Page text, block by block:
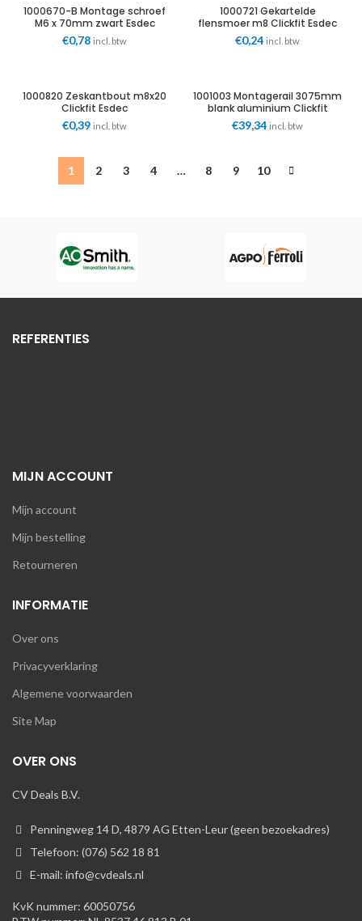
1000670-B Montage schroef
M6 x 70mm zwart Esdec
€0,78 incl. btw
1000721 Gekartelde
flensmoer m8 Clickfit Esdec
€0,24 incl. btw
1000820 Zeskantbout m8x20
Clickfit Esdec
€0,39 incl. btw
1001003 Montagerail 3075mm
blank aluminium Clickfit
Esdec
€39,34 incl. btw
1 2 3 4 … 8 9 10
REFERENTIES
MIJN ACCOUNT
Mijn account
Mijn bestelling
Retourneren
INFORMATIE
Over ons
Privacyverklaring
Algemene voorwaarden
Site Map
OVER ONS
CV Deals B.V.
Penningweg 14 D, 4879 AG Etten-Leur (geen bezoekadres)
Telefoon: (076) 562 18 81
E-mail: info@cvdeals.nl
KvK nummer: 60050756